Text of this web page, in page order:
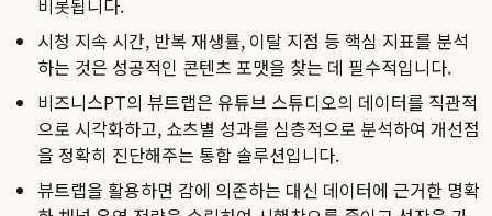
비롯됩니다.
시청 지속 시간, 반복 재생률, 이탈 지점 등 핵심 지표를 분석
하는 것은 성공적인 콘텐츠 포맷을 찾는 데 필수적입니다.
비즈니스PT의 뷰트랩은 유튜브 스튜디오의 데이터를 직관적
으로 시각화하고, 쇼츠별 성과를 심층적으로 분석하여 개선점
을 정확히 진단해주는 통합 솔루션입니다.
뷰트랩을 활용하면 감에 의존하는 대신 데이터에 근거한 명확